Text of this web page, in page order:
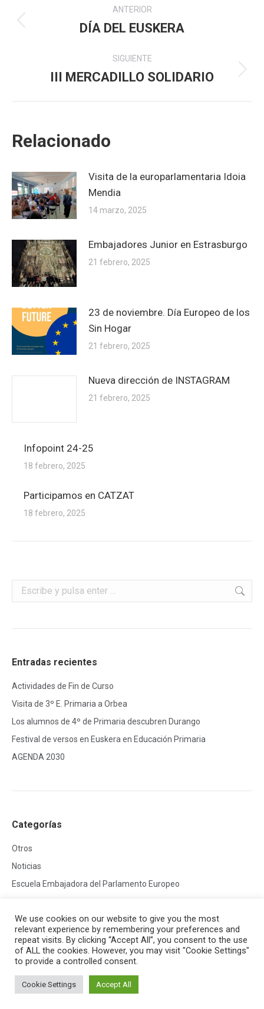
entre
publicaciones
ANTERIOR
Publicación
DÍA DEL EUSKERA
SIGUIENTE
Publicación
III MERCADILLO SOLIDARIO
Relacionado
Visita de la europarlamentaria Idoia
Mendia
14 marzo, 2025
Embajadores Junior en Estrasburgo
21 febrero, 2025
23 de noviembre. Día Europeo de los
Sin Hogar
21 febrero, 2025
Nueva dirección de INSTAGRAM
21 febrero, 2025
Infopoint 24-25
18 febrero, 2025
Participamos en CATZAT
18 febrero, 2025
Buscar:
Entradas recientes
Actividades de Fin de Curso
Visita de 3º E. Primaria a Orbea
Los alumnos de 4º de Primaria descubren Durango
Festival de versos en Euskera en Educación Primaria
AGENDA 2030
Categorías
Otros
Noticias
Escuela Embajadora del Parlamento Europeo
Política de cookies
We use cookies on our website to give you the most
relevant experience by remembering your preferences and
repeat visits. By clicking “Accept All”, you consent to the use
of ALL the cookies. However, you may visit "Cookie Settings"
to provide a controlled consent.
Cookie Settings Accept All